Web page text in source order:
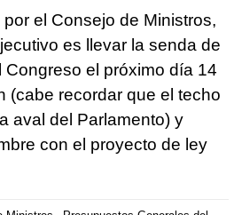
el Consejo de Ministros,
es llevar la senda de
Congreso el próximo día 14
(cabe recordar que el techo
aval del Parlamento) y
con el proyecto de ley